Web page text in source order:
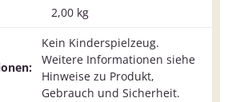
2,00 kg
Kein Kinderspielzeug.
Weitere Informationen siehe
Hinweise zu Produkt,
Gebrauch und Sicherheit.